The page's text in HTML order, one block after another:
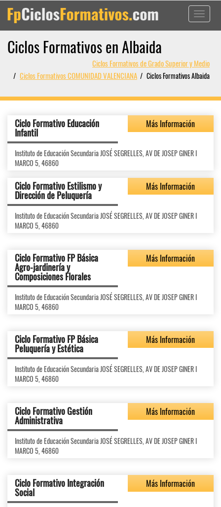
Toggle
Ciclos Formativos en Albaida
Ciclos Formativos de Grado Superior y Medio
Ciclos Formativos COMUNIDAD VALENCIANA
Ciclos Formativos Albaida
Ciclo Formativo Educación
Infantil
Más Información
Instituto de Educación Secundaria JOSÉ SEGRELLES, AV DE JOSEP GINER I
MARCO 5, 46860
Ciclo Formativo Estilismo y
Dirección de Peluquería
Más Información
Instituto de Educación Secundaria JOSÉ SEGRELLES, AV DE JOSEP GINER I
MARCO 5, 46860
Ciclo Formativo FP Básica
Agro-jardinería y
Composiciones Florales
Más Información
Instituto de Educación Secundaria JOSÉ SEGRELLES, AV DE JOSEP GINER I
MARCO 5, 46860
Ciclo Formativo FP Básica
Peluquería y Estética
Más Información
Instituto de Educación Secundaria JOSÉ SEGRELLES, AV DE JOSEP GINER I
MARCO 5, 46860
Ciclo Formativo Gestión
Administrativa
Más Información
Instituto de Educación Secundaria JOSÉ SEGRELLES, AV DE JOSEP GINER I
MARCO 5, 46860
Ciclo Formativo Integración
Social
Más Información